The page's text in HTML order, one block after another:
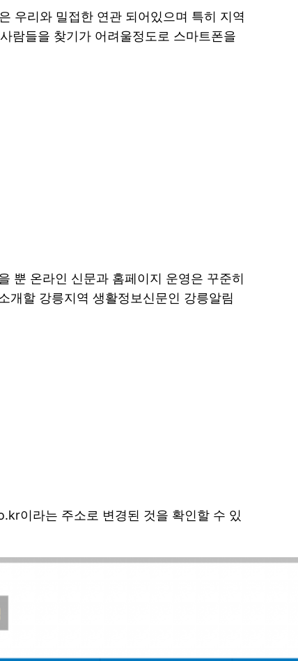
우리와 밀접한 연관 되어있으며 특히 지역
람들을 찾기가 어려울정도로 스마트폰을
뿐 온라인 신문과 홈페이지 운영은 꾸준히
개할 강릉지역 생활정보신문인 강릉알림
이라는 주소로 변경된 것을 확인할 수 있